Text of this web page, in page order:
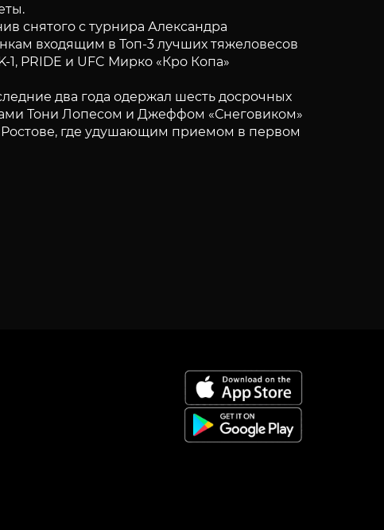
снятого с турнира Александра
входящим в Топ-3 лучших тяжеловесов
1, PRIDE и UFC Мирко «Кро Копа»
два года одержал шесть досрочных
Тони Лопесом и Джеффом «Снеговиком»
Ростове, где удушающим приемом в первом